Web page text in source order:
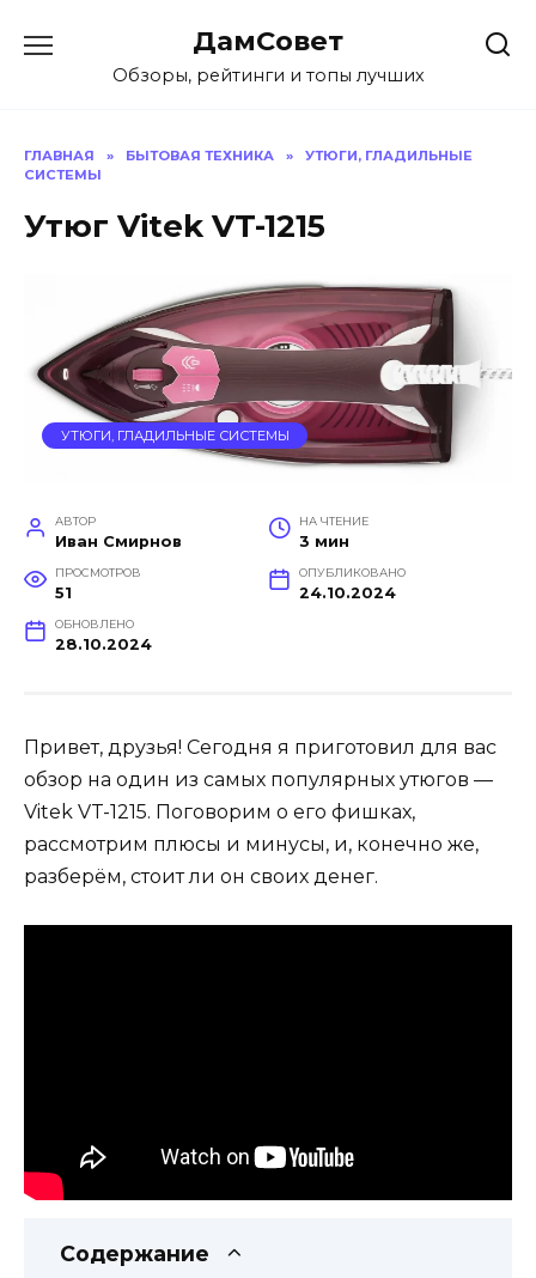
содержанию
ДамСовет
Обзоры, рейтинги и топы лучших
ГЛАВНАЯ » БЫТОВАЯ ТЕХНИКА »
УТЮГИ, ГЛАДИЛЬНЫЕ
СИСТЕМЫ
Утюг Vitek VT-1215
УТЮГИ, ГЛАДИЛЬНЫЕ СИСТЕМЫ
АВТОР
Иван Смирнов
НА ЧТЕНИЕ
3 мин
ПРОСМОТРОВ
51
ОПУБЛИКОВАНО
24.10.2024
ОБНОВЛЕНО
28.10.2024
Привет, друзья! Сегодня я приготовил для вас
обзор на один из самых популярных утюгов —
Vitek VT-1215. Поговорим о его фишках,
рассмотрим плюсы и минусы, и, конечно же,
разберём, стоит ли он своих денег.
Содержание